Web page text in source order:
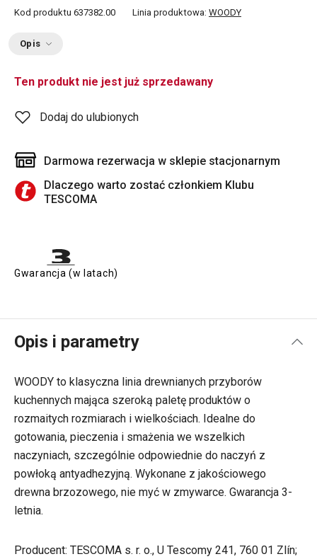
Kod produktu 637382.00 Linia produktowa: WOODY
Opis
Ten produkt nie jest już sprzedawany
Dodaj do ulubionych
Darmowa rezerwacja w sklepie stacjonarnym
Dlaczego warto zostać członkiem Klubu
TESCOMA
Gwarancja (w latach)
Opis i parametry
WOODY to klasyczna linia drewnianych przyborów
kuchennych mająca szeroką paletę produktów o
rozmaitych rozmiarach i wielkościach. Idealne do
gotowania, pieczenia i smażenia we wszelkich
naczyniach, szczególnie odpowiednie do naczyń z
powłoką antyadhezyjną. Wykonane z jakościowego
drewna brzozowego, nie myć w zmywarce. Gwarancja 3-
letnia.
Producent: TESCOMA s. r. o., U Tescomy 241, 760 01 Zlín;